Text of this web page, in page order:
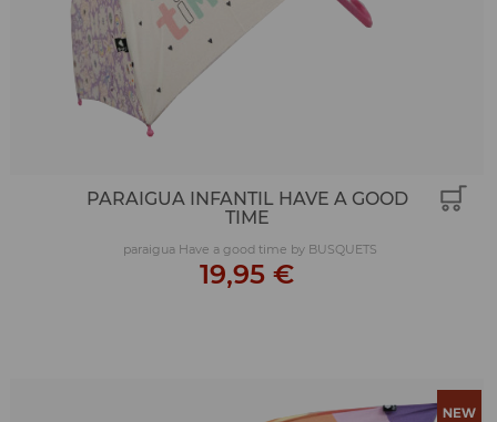
PARAIGUA INFANTIL HAVE A GOOD
TIME
paraigua Have a good time by BUSQUETS
19,95 €